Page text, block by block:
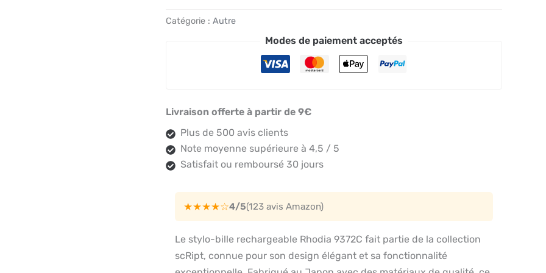
Catégorie : Autre
Modes de paiement acceptés
Livraison offerte à partir de 9€
Plus de 500 avis clients
Note moyenne supérieure à 4,5 / 5
Satisfait ou remboursé 30 jours
★★★★☆4/5(123 avis Amazon)
Le stylo-bille rechargeable Rhodia 9372C fait partie de la collection
scRipt, connue pour son design élégant et sa fonctionnalité